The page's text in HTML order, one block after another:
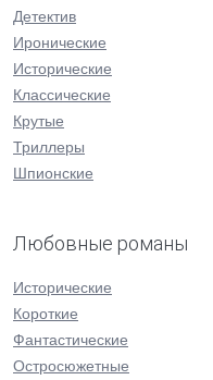
Детектив
Иронические
Исторические
Классические
Крутые
Триллеры
Шпионские
Любовные романы
Исторические
Короткие
Фантастические
Остросюжетные